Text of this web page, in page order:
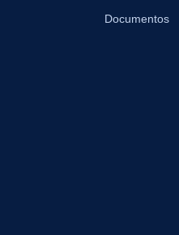
Documentos